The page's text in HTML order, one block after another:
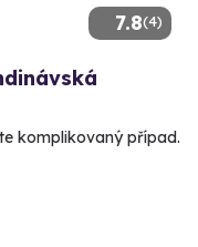
7.8(4)
komplikovaný případ.